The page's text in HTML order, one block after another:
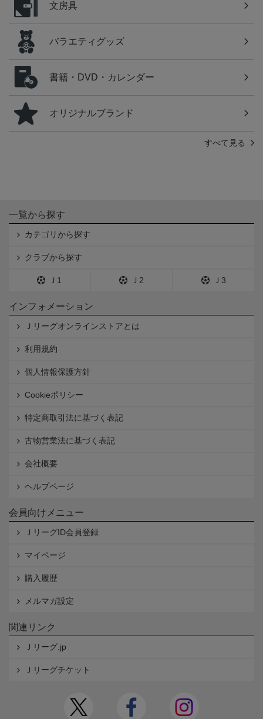
文房具
バラエティグッズ
書籍・DVD・カレンダー
オリジナルブランド
すべて見る
一覧から探す
カテゴリから探す
クラブから探す
Ｊ1 Ｊ2 Ｊ3
インフォメーション
Ｊリーグオンラインストアとは
利用規約
個人情報保護方針
Cookieポリシー
特定商取引法に基づく表記
古物営業法に基づく表記
会社概要
ヘルプページ
会員向けメニュー
ＪリーグID会員登録
マイページ
購入履歴
メルマガ設定
関連リンク
Ｊリーグ.jp
Ｊリーグチケット